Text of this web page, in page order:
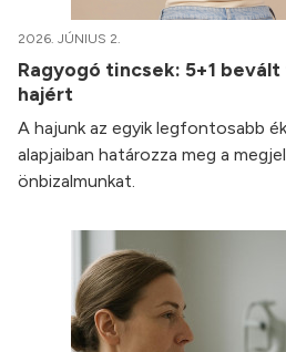
2026. JÚNIUS 2.
Ragyogó tincsek: 5+1
hajért
A hajunk az egyik legfontosabb
alapjaiban határozza meg a
önbizalmunkat.